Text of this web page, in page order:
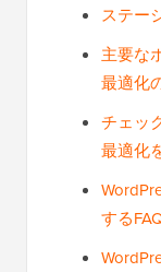
ステー
主要な
最適化
チェッ
最適化
する